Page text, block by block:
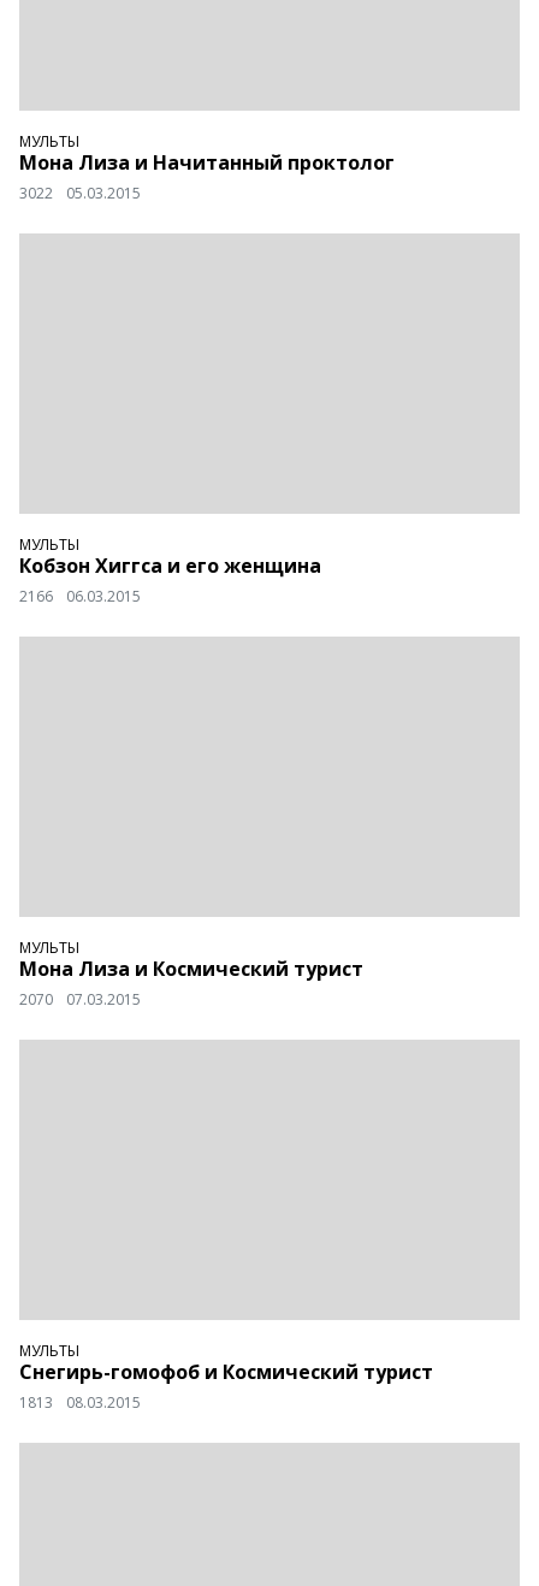
МУЛЬТЫ
Мона Лиза и Начитанный проктолог
3022 05.03.2015
МУЛЬТЫ
Кобзон Хиггса и его женщина
2166 06.03.2015
МУЛЬТЫ
Мона Лиза и Космический турист
2070 07.03.2015
МУЛЬТЫ
Снегирь-гомофоб и Космический турист
1813 08.03.2015